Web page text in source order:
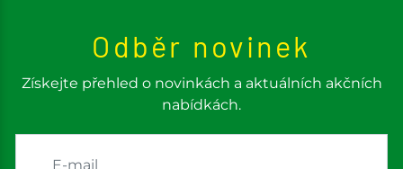
Odběr novinek
Získejte přehled o novinkách a aktuálních akčních
nabídkách.